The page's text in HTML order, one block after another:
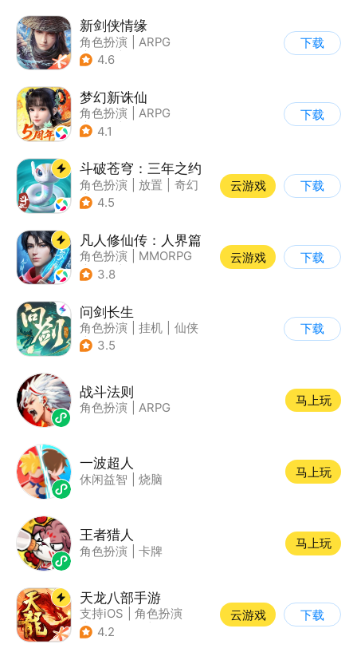
新剑侠情缘
角色扮演
ARPG
| 武侠
4.6
下载
梦幻新诛仙
角色扮演
ARPG
| 仙侠
4.1
下载
斗破苍穹：三年之约
角色扮演 放置
奇幻
| 斗破苍穹
4.5
云游戏 下载
凡人修仙传：人界篇
角色扮演
MMORPG
| 仙侠
3.8
云游戏 下载
问剑长生
角色扮演 挂机
仙侠
| 剧情
3.5
下载
战斗法则
角色扮演 ARPG
马上玩
一波超人
休闲益智 烧脑
马上玩
王者猎人
角色扮演 卡牌
马上玩
天龙八部手游
支持iOS
角色扮演
| MMORPG
4.2
云游戏 下载